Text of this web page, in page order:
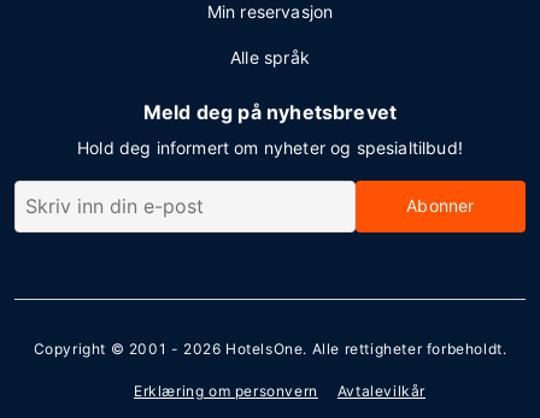
Min reservasjon
Alle språk
Meld deg på nyhetsbrevet
Hold deg informert om nyheter og spesialtilbud!
Abonner
Copyright © 2001 - 2026 HotelsOne. Alle rettigheter forbeholdt.
Erklæring om personvern Avtalevilkår